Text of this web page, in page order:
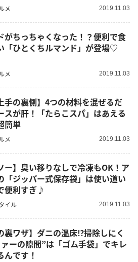
メ 2019.11.03
がちっちゃくなった！？便利で食
「ひとくちルマンド」が登場♡
メ 2019.11.03
手の裏側】4つの材料を混ぜるだ
スが肝！「たらこスパ」はあえる
簡単
メ 2019.11.03
ー】臭い移りなしで冷凍もOK！ア
「ジッパー式保存袋」は使い道い
便利すぎ♪
イル 2019.11.03
裏ワザ】ダニの温床⁉掃除しにく
ーの隙間”は「ゴム手袋」でキレ
んです！